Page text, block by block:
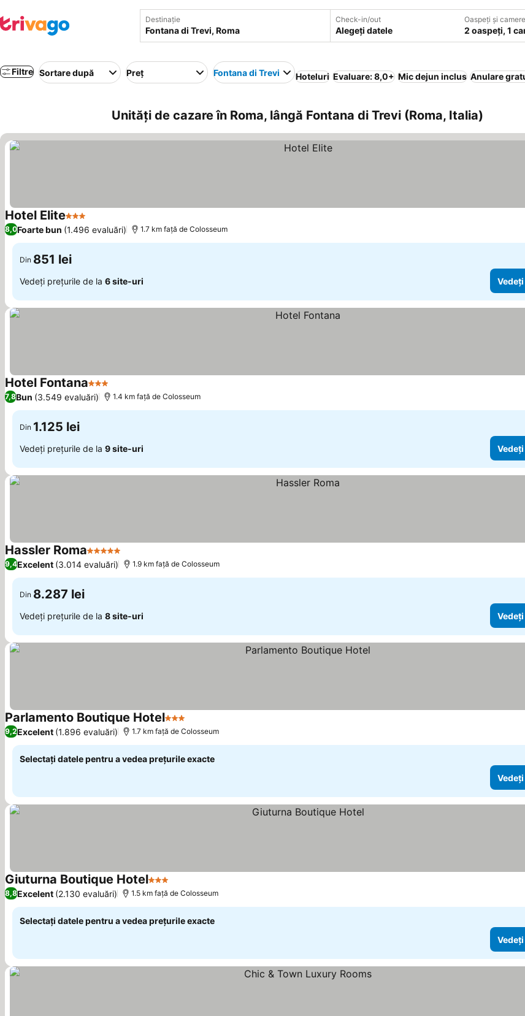
Destinație Check-in/out
Alegeți datele
Oaspeți și camere
2 oaspeți, 1
Filtre Sortare după Preț Fontana di Trevi Hoteluri Evaluare: 8,0+ Mic dejun inclus Anulare
Unități de cazare în Roma, lângă Fontana di Trevi (Roma, Italia)
Hotel Elite3 Stele Vedeți prețurile
8,0Foarte bun (1.496 evaluări) 1.7 km faţă de Colosseum
Din 851 lei
Vedeți prețurile de la 6 site-uri
Hotel Fontana3 Stele
7,8Bun (3.549 evaluări) 1.4 km faţă de Colosseum
Din 1.125 lei
Vedeți prețurile de la 9 site-uri
Hassler Roma5 Stele Vedeți prețurile
9,4Excelent (3.014 evaluări) 1.9 km faţă de Colosseum
Din 8.287 lei
Vedeți prețurile de la 8 site-uri
Parlamento Boutique Hotel3 Stele
9,2Excelent (1.896 evaluări) 1.7 km faţă de Colosseum
Selectați datele pentru a vedea prețurile exacte
Giuturna Boutique Hotel3 Stele
8,8Excelent (2.130 evaluări) 1.5 km faţă de Colosseum
Selectați datele pentru a vedea prețurile exacte